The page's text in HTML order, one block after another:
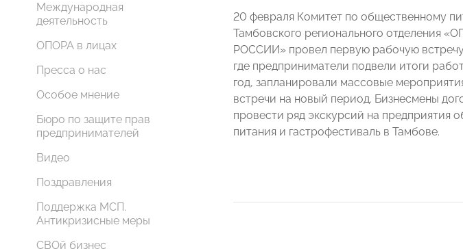
Международная
деятельность
ОПОРА в лицах
Пресса о нас
Особое мнение
Бюро по защите прав
предпринимателей
Видео
Поздравления
Поддержка МСП.
Антикризисные меры
СВОй бизнес
20 февраля Комитет по общественному
Тамбовского регионального отделения
РОССИИ» провел первую рабочую встречу
где предприниматели подвели итоги
год, запланировали массовые
встречи на новый период. Бизнесмены
провести ряд экскурсий на предприятия
питания и гастрофестиваль в Тамбове.